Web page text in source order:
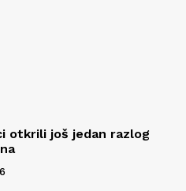
otkrili još jedan razlog